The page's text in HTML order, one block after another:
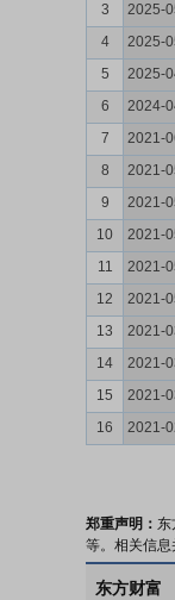
3
2025-
4
2025-
5
2025-
6
2024-
7
2021-
8
2021-
9
2021-
10
2021-
11
2021-
12
2021-
13
2021-
14
2021-
15
2021-
16
2021-
郑重声明：
等。相关信息